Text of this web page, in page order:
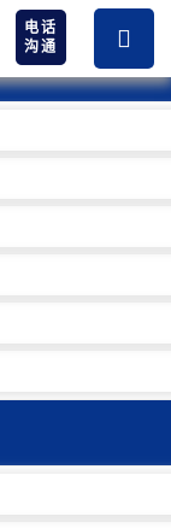
电话
沟通